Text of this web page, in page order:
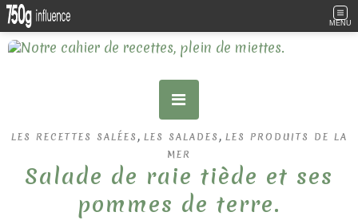
MENU
LES RECETTES SALÉES , LES SALADES , LES PRODUITS DE LA
MER
Salade de raie tiède et ses
pommes de terre.